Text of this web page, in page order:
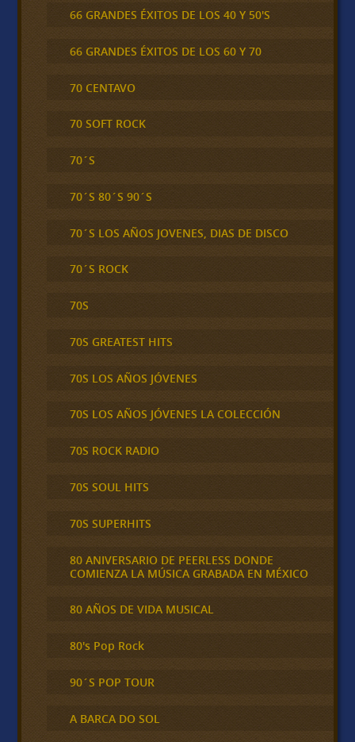
66 GRANDES ÉXITOS DE LOS 40 Y 50'S
66 GRANDES ÉXITOS DE LOS 60 Y 70
70 CENTAVO
70 SOFT ROCK
70´S
70´S 80´S 90´S
70´S LOS AÑOS JOVENES, DIAS DE DISCO
70´S ROCK
70S
70S GREATEST HITS
70S LOS AÑOS JÓVENES
70S LOS AÑOS JÓVENES LA COLECCIÓN
70S ROCK RADIO
70S SOUL HITS
70S SUPERHITS
80 ANIVERSARIO DE PEERLESS DONDE
COMIENZA LA MÚSICA GRABADA EN MÉXICO
80 AÑOS DE VIDA MUSICAL
80's Pop Rock
90´S POP TOUR
A BARCA DO SOL